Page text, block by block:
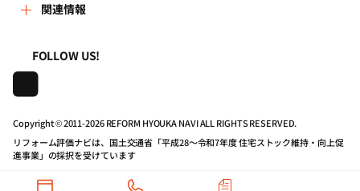
事務局へのお問い合せ
地域の相談窓口のみなさまへ
住宅関連機関リンク集
リフォームを相談する
リフォームを学ぶ
マイページの活用
講習会・セミナー
連携機関・企業・団体トピックス
よくある質問
利用規約
プライバシーポリシー
動作推奨環境について
関連情報
一般財団法人住まいづくりナビセンター
株式会社日本建築住宅センター
FOLLOW US!
Copyright © 2011-2026 REFORM HYOUKA NAVI ALL RIGHTS RESERVED.
リフォーム評価ナビは、国土交通省「平成28～令和7年度 住宅ストック維持・向上促
進事業」の採択を受けています